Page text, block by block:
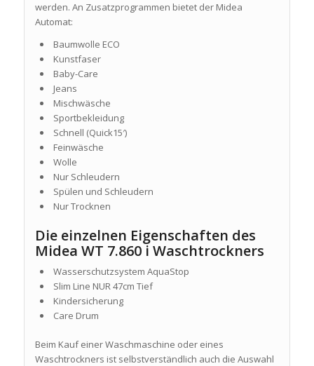
werden. An Zusatzprogrammen bietet der Midea
Automat:
Baumwolle ECO
Kunstfaser
Baby-Care
Jeans
Mischwäsche
Sportbekleidung
Schnell (Quick15′)
Feinwäsche
Wolle
Nur Schleudern
Spülen und Schleudern
Nur Trocknen
Die einzelnen Eigenschaften des
Midea WT 7.860 i Waschtrockners
Wasserschutzsystem AquaStop
Slim Line NUR 47cm Tief
Kindersicherung
Care Drum
Beim Kauf einer Waschmaschine oder eines
Waschtrockners ist selbstverständlich auch die Auswahl